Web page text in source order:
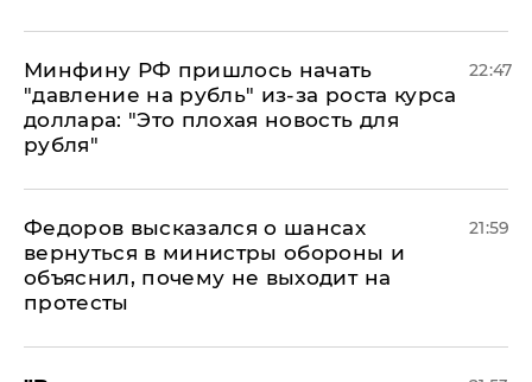
Минфину РФ пришлось начать
"давление на рубль" из-за роста курса
доллара: "Это плохая новость для
рубля"
22:47
Федоров высказался о шансах
вернуться в министры обороны и
объяснил, почему не выходит на
протесты
21:59